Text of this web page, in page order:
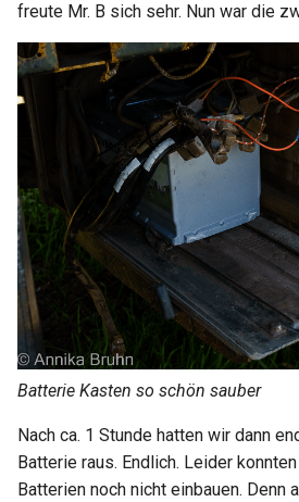
freute Mr. B sich sehr. Nun war die
Batterie Kasten so schön sauber
Nach ca. 1 Stunde hatten wir dann
Batterie raus. Endlich. Leider
Batterien noch nicht einbauen. Denn